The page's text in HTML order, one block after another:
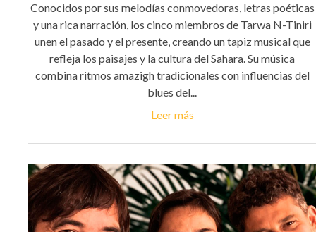
Conocidos por sus melodías conmovedoras, letras poéticas
y una rica narración, los cinco miembros de Tarwa N-Tiniri
unen el pasado y el presente, creando un tapiz musical que
refleja los paisajes y la cultura del Sahara. Su música
combina ritmos amazigh tradicionales con influencias del
blues del...
Leer más